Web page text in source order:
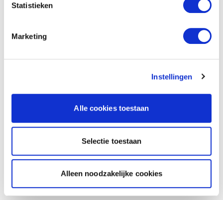
Statistieken
Marketing
Instellingen
Alle cookies toestaan
Selectie toestaan
Alleen noodzakelijke cookies